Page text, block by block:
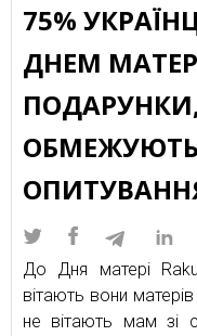
75%
ДНЕМ
ПОДАРУНКИ,
До Дня матері
вітають вони
не вітають мам зі